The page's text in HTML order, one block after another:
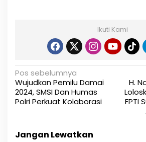
Ikuti Kami
N
a
v
Pos sebelumnya
Wujudkan Pemilu Damai
2024, SMSI Dan Humas
Polri Perkuat Kolaborasi
H.
FPTI
Jangan Lewatkan